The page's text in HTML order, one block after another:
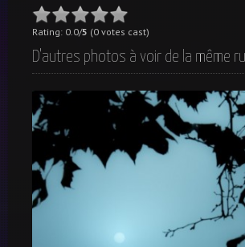
Rating: 0.0/5 (0 votes cast)
D'autres photos à voir de la même